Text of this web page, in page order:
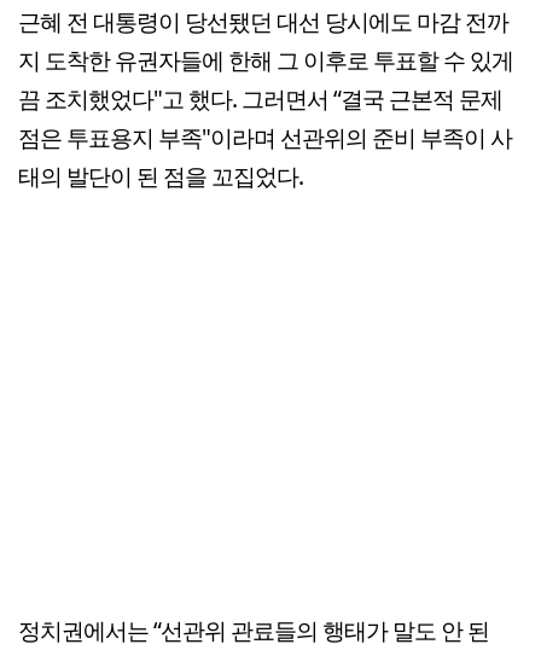
근혜 전 대통령이 당선됐던 대선 당시에도 마감 전까
지 도착한 유권자들에 한해 그 이후로 투표할 수 있게
끔 조치했었다"고 했다. 그러면서 “결국 근본적 문제
점은 투표용지 부족"이라며 선관위의 준비 부족이 사
태의 발단이 된 점을 꼬집었다.
정치권에서는 “선관위 관료들의 행태가 말도 안 된